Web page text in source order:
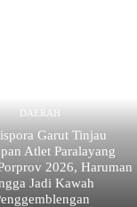
DAERAH
Garut Tinjau
Atlet Paralayang
2026, Haruman
Jadi Kawah